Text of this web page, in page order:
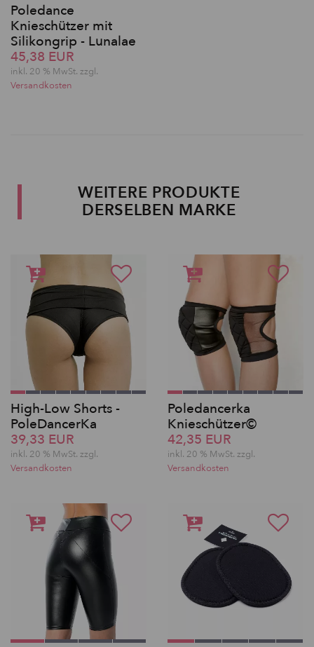
Poledance
Knieschützer mit
Silikongrip - Lunalae
45,38 EUR
inkl. 20 % MwSt. zzgl.
Versandkosten
WEITERE PRODUKTE
DERSELBEN MARKE
High-Low Shorts -
PoleDancerKa
39,33 EUR
inkl. 20 % MwSt. zzgl.
Versandkosten
Poledancerka
Knieschützer©
42,35 EUR
inkl. 20 % MwSt. zzgl.
Versandkosten